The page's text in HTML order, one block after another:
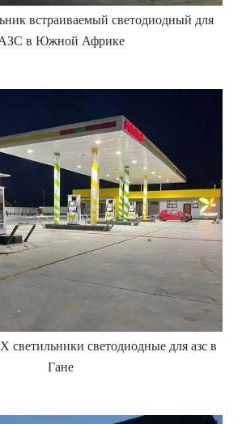
встраиваемый светодиодный для
в Южной Африке
светильники светодиодные для азс в
Гане